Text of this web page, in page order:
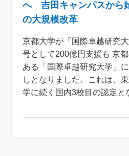
へ 吉田キャンパスから
の大規模改革
京都大学が「国際卓越研究
号として200億円支援も 京
ある「国際卓越研究大学」
しとなりました。これは、
学に続く国内3校目の認定